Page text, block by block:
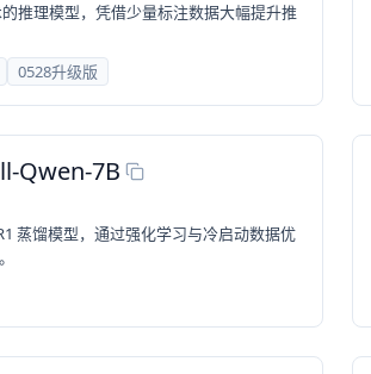
推理模型，凭借少量标注数据大幅提升推
0528升级版
Qwen-7B
蒸馏模型，通过强化学习与冷启动数据优